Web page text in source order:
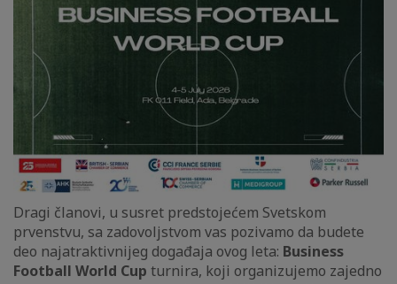
Dragi članovi, u susret predstojećem Svetskom
prvenstvu, sa zadovoljstvom vas pozivamo da budete
deo najatraktivnijeg događaja ovog leta: Business
Football World Cup turnira, koji organizujemo zajedno